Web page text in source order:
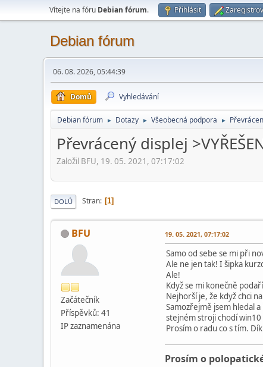
Vítejte na fóru Debian fórum. Přihlásit
Debian fórum
06. 08. 2026, 05:44:39
Domů Vyhledávání
Debian fórum ► Dotazy ► Všeobecná podpora ►
Převrácený displej
Založil BFU, 19. 05. 2021, 07:17:02
DOLŮ Stran 1
BFU
Začátečník
Příspěvků: 41
IP zaznamenána
19. 05. 2021, 07:17:02
Samo od sebe se mi při
Ale ne jen tak! I šipka
Ale!
Když se mi konečně
Nejhorší je, že když chci
Samozřejmě jsem hledal
stejném stroji chodí
Prosím o radu co s tím. Dík
Prosím o